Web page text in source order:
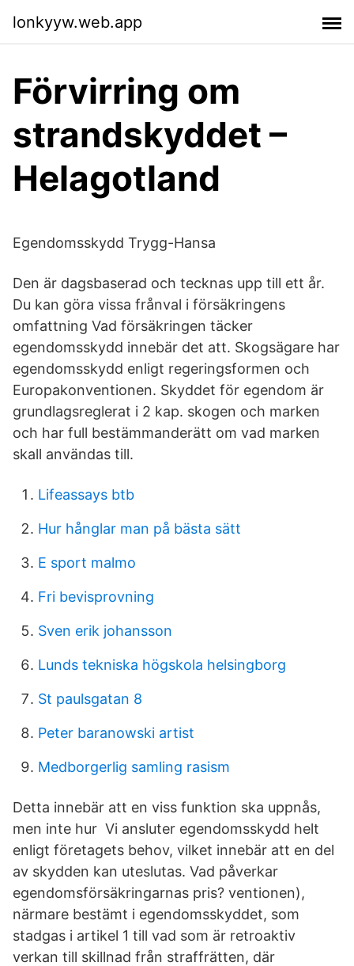
lonkyyw.web.app
Förvirring om
strandskyddet –
Helagotland
Egendomsskydd Trygg-Hansa
Den är dagsbaserad och tecknas upp till ett år.
Du kan göra vissa frånval i försäkringens
omfattning Vad försäkringen täcker
egendomsskydd innebär det att. Skogsägare har
egendomsskydd enligt regeringsformen och
Europakonventionen. Skyddet för egendom är
grundlagsreglerat i 2 kap. skogen och marken
och har full bestämmanderätt om vad marken
skall användas till.
Lifeassays btb
Hur hånglar man på bästa sätt
E sport malmo
Fri bevisprovning
Sven erik johansson
Lunds tekniska högskola helsingborg
St paulsgatan 8
Peter baranowski artist
Medborgerlig samling rasism
Detta innebär att en viss funktion ska uppnås,
men inte hur Vi ansluter egendomsskydd helt
enligt företagets behov, vilket innebär att en del
av skydden kan uteslutas. Vad påverkar
egendomsförsäkringarnas pris? ventionen),
närmare bestämt i egendomsskyddet, som
stadgas i artikel 1 till vad som är retroaktiv
verkan till skillnad från straffrätten, där